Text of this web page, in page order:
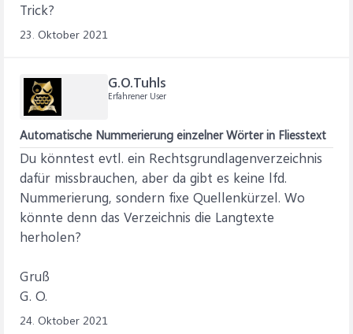
Trick?
23. Oktober 2021
G.O.Tuhls
Erfahrener User
Automatische Nummerierung einzelner Wörter in Fliesstext
Du könntest evtl. ein Rechtsgrundlagenverzeichnis
dafür missbrauchen, aber da gibt es keine lfd.
Nummerierung, sondern fixe Quellenkürzel. Wo
könnte denn das Verzeichnis die Langtexte
herholen?
Gruß
G. O.
24. Oktober 2021